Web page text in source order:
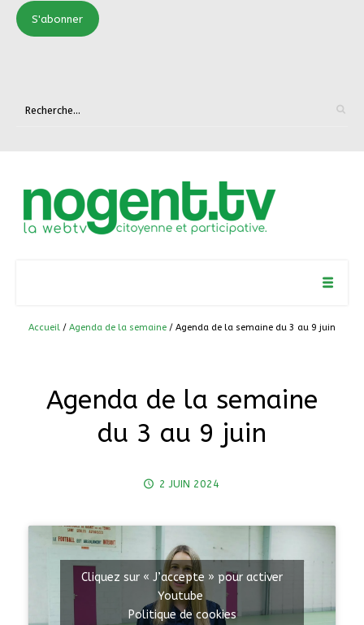
S'abonner
Accueil / Agenda de la semaine / Agenda de la semaine du 3 au 9 juin
Agenda de la semaine
du 3 au 9 juin
2 JUIN 2024
Cliquez sur « J’accepte » pour activer
Youtube
Politique de cookies